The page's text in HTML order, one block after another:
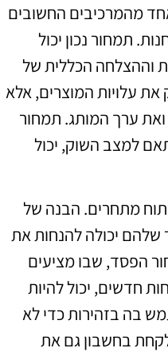
מהמרכיבים החשובים
תמחור נכון יכול
וההצלחה הכללית של
עלויות המוצרים, אלא
ערך המותג. תמחור
למצב השוק, יכול
מתחרים. הבנה של
שלהם יכולה להנחות את
הפסד, שבו מציעים
חדשים, יכול להיות
בה בזהירות כדי לא
לקחת בחשבון גם את